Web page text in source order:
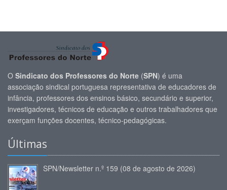
O Sindicato dos Professores do Norte (SPN) é uma
associação sindical portuguesa representativa de educadores de
infância, professores dos ensinos básico, secundário e superior,
investigadores, técnicos de educação e outros trabalhadores que
exerçam funções docentes, técnico-pedagógicas.
Últimas
SPN/Newsletter n.º 159 (08 de agosto de 2026)